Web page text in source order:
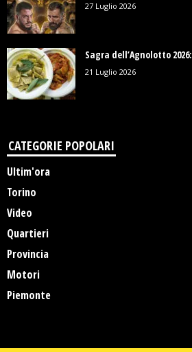
27 Luglio 2026
Sagra dell’Agnolotto
21 Luglio 2026
CATEGORIE POPOLARI
Ultim'ora
Torino
Video
Quartieri
Provincia
Motori
Piemonte